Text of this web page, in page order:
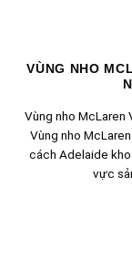
VÙNG NHO
Vùng nho McLaren
Vùng nho
cách Adelaide
vực